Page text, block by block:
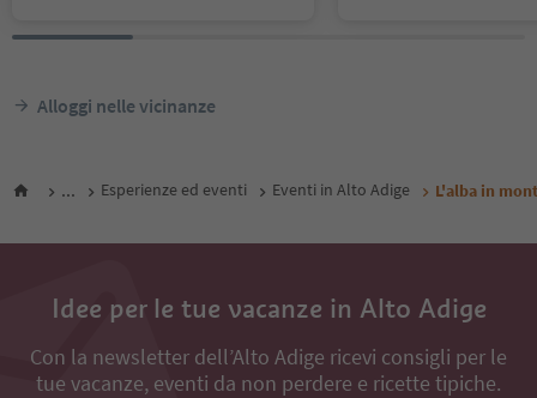
Alloggi nelle vicinanze
... Esperienze ed eventi Eventi in Alto Adige L'alba in
Idee per le tue vacanze in Alto Adige
Con la newsletter dell’Alto Adige ricevi consigli per le
tue vacanze, eventi da non perdere e ricette tipiche.